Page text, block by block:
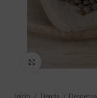
Inicio Tienda Despensa